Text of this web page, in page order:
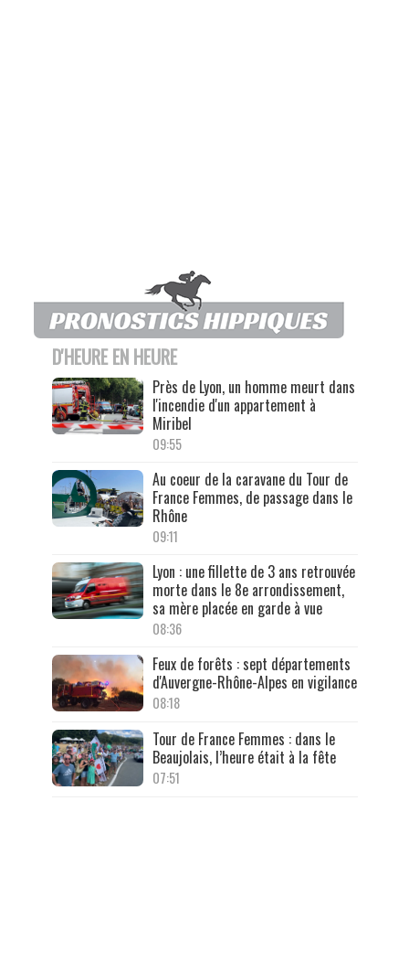
D'HEURE EN HEURE
Près de Lyon, un homme meurt dans
l'incendie d'un appartement à
Miribel
09:55
Au coeur de la caravane du Tour de
France Femmes, de passage dans le
Rhône
09:11
Lyon : une fillette de 3 ans retrouvée
morte dans le 8e arrondissement,
sa mère placée en garde à vue
08:36
Feux de forêts : sept départements
d'Auvergne-Rhône-Alpes en vigilance
08:18
Tour de France Femmes : dans le
Beaujolais, l’heure était à la fête
07:51